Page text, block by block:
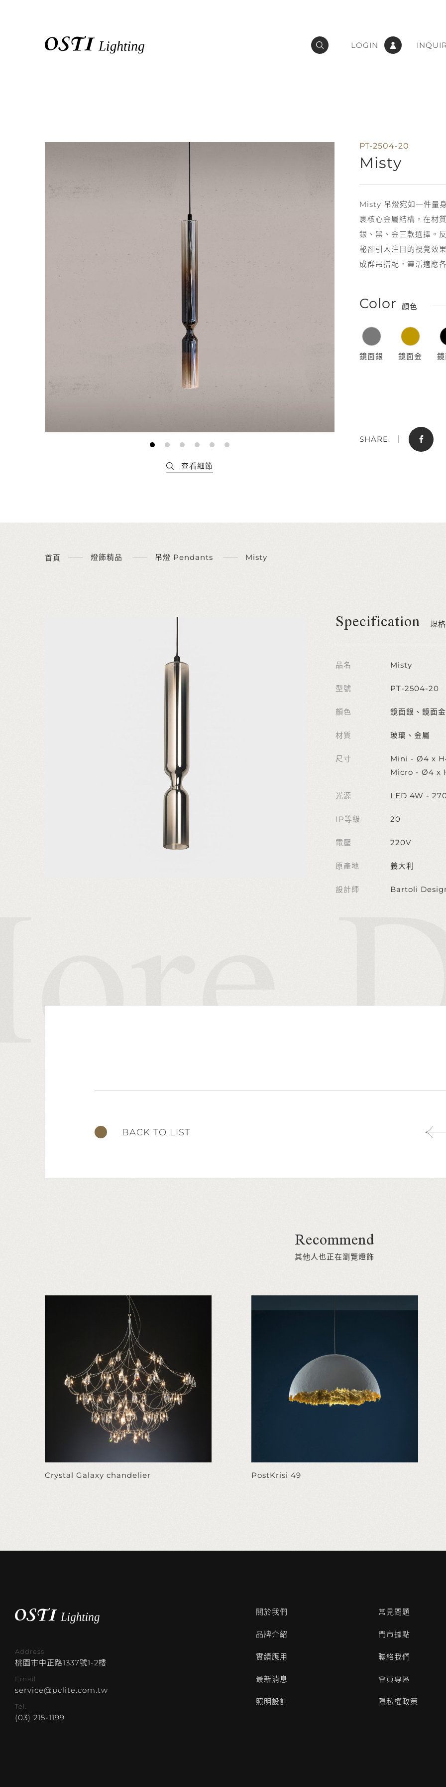
常見問題
LOGIN
PT-2504-20
Misty
Misty 吊燈宛如一件量
裹核心金屬結構，在材
銀、黑、金三款選擇。
秘卻引人注目的視覺效
成群吊搭配，靈活適應
Color 顏色
鏡面銀 鏡面金
SHARE
首頁 燈飾精品 吊燈 Pendants Misty
Specification 規
品名 Misty
型號 PT-2504-20
顏色 鏡面銀、鏡面
材質 玻璃、金屬
尺寸
Mini - Ø4 x
Micro - Ø4 x
光源 LED 4W -
IP等級 20
電壓 220V
原產地 義大利
設計師 Bartoli
BACK TO LIST
Recommend
其他人也正在瀏覽燈飾
Crystal Galaxy chandelier PostKrisi 49
Address
桃園市中正路1337號1-2樓
Email
service@pclite.com.tw
Tel.
(03) 215-1199
關於我們
品牌介紹
實績應用
最新消息
照明設計
常見問題
門市據點
聯絡我們
會員專區
隱私權政策